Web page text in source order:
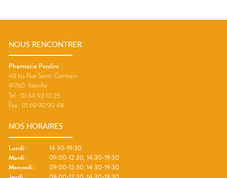
NOUS RENCONTRER
Pharmacie Parolini
48 bis Rue Saint-Germain
91760 Itteville
Tel : 01 64 93 10 25
Fax : 01 69 90 90 48
NOS HORAIRES
Lundi :
14:30-19:30
Mardi :
09:00-12:30, 14:30-19:30
Mercredi :
09:00-12:30, 14:30-19:30